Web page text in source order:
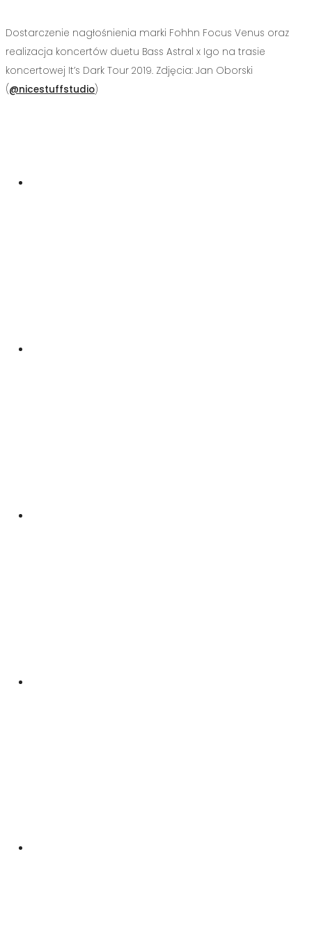
Dostarczenie nagłośnienia marki Fohhn Focus Venus oraz
realizacja koncertów duetu Bass Astral x Igo na trasie
koncertowej It’s Dark Tour 2019. Zdjęcia: Jan Oborski
(@nicestuffstudio)